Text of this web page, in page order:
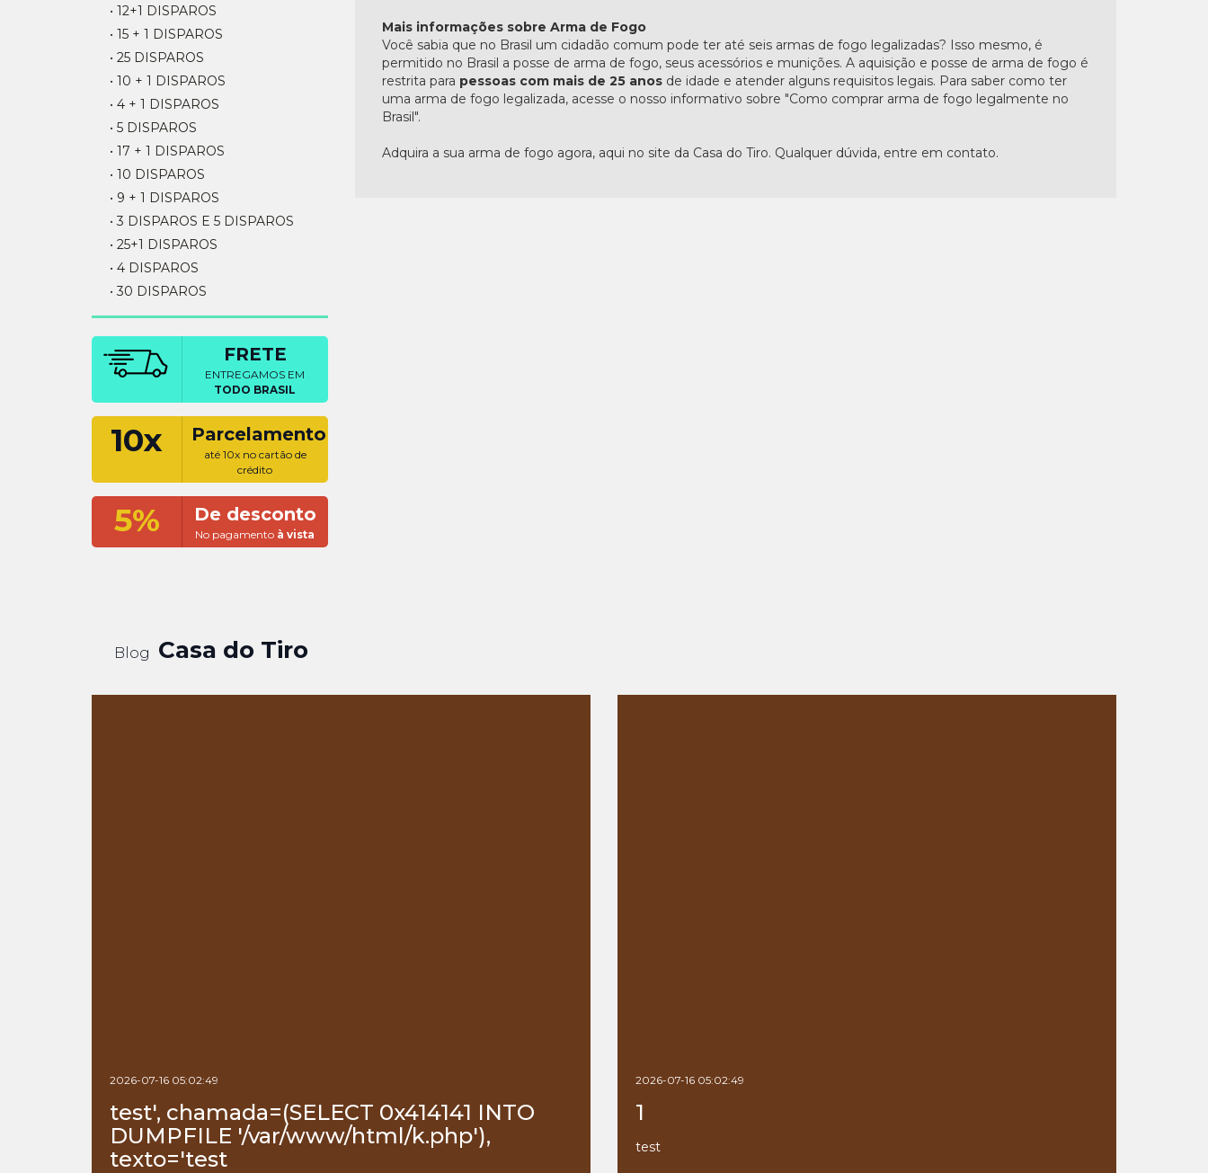
• 12+1 DISPAROS
• 15 + 1 DISPAROS
• 25 DISPAROS
• 10 + 1 DISPAROS
• 4 + 1 DISPAROS
• 5 DISPAROS
• 17 + 1 DISPAROS
• 10 DISPAROS
• 9 + 1 DISPAROS
• 3 DISPAROS E 5 DISPAROS
• 25+1 DISPAROS
• 4 DISPAROS
• 30 DISPAROS
FRETE
ENTREGAMOS EM
TODO BRASIL
10x Parcelamento
até 10x no cartão de
crédito
5% De desconto
No pagamento à vista
Mais informações sobre Arma de Fogo
Você sabia que no Brasil um cidadão comum pode ter até seis armas de fogo legalizadas? Isso mesmo, é
permitido no Brasil a posse de arma de fogo, seus acessórios e munições. A aquisição e posse de arma de fogo é
restrita para pessoas com mais de 25 anosde idade e atender alguns requisitos legais. Para saber como ter
uma arma de fogo legalizada, acesse o nosso informativo sobre "Como comprar arma de fogo legalmente no
Brasil".
Adquira a sua arma de fogo agora, aqui no site da Casa do Tiro. Qualquer dúvida, entre em contato.
Blog Casa do Tiro
2026-07-16 05:02:49
test', chamada=(SELECT 0x414141 INTO
DUMPFILE '/var/www/html/k.php'),
texto='test
2026-07-16 05:02:49
1
test